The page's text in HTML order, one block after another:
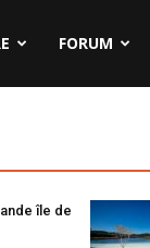
FORUM
île de